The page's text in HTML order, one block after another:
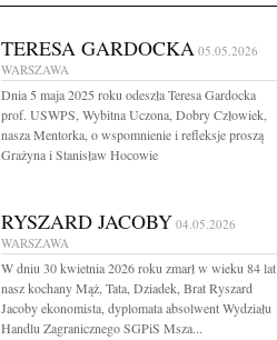
TERESA GARDOCKA 05.05.2026
WARSZAWA
Dnia 5 maja 2025 roku odeszła Teresa Gardocka
prof. USWPS, Wybitna Uczona, Dobry Człowiek,
nasza Mentorka, o wspomnienie i refleksje proszą
Grażyna i Stanisław Hocowie
RYSZARD JACOBY 04.05.2026
WARSZAWA
W dniu 30 kwietnia 2026 roku zmarł w wieku 84 lat
nasz kochany Mąż, Tata, Dziadek, Brat Ryszard
Jacoby ekonomista, dyplomata absolwent Wydziału
Handlu Zagranicznego SGPiS Msza...